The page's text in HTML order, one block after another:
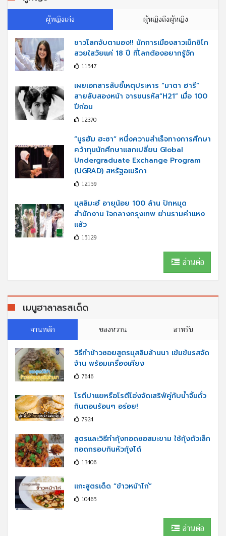
ผู้หญิงเก่ง ผู้หญิงถึงผู้หญิง
ชาวโลกจับตามอง!! นักการเมืองสาวเม็กซิโก
สวยใสวัยแค่ 18 ปี ที่โลกต้องอยากรู้จัก
11547
เผยเอกสารลับชี้เหตุประหาร “มาตา ฮารี”
สายลับสองหน้า จารชนรหัส“H21” เมื่อ 100
ปีก่อน
12370
“นูรฮัม ฮะซา” หนึ่งความสำเร็จทางการศึกษา
คว้าทุนนักศึกษาแลกเปลี่ยน Global
Undergraduate Exchange Program
(UGRAD) สหรัฐอเมริกา
12159
มุสลิมะฮ์ อายุน้อย 100 ล้าน ปักหมุด
สำนักงาน ใจกลางกรุงเทพ ย่านรามคำแหง
แล้ว
15129
อ่านต่อ
เมนูฮาลาลรสเด็ด
จานหลัก ของหวาน อาหรับ
วิธีทำข้าวซอยสูตรมุสลิมล้านนา เข้มข้นรสจัด
จ้าน พร้อมเครื่องเคียง
7646
โรตีปาแยหรือโรตีโอ่งจัดเสริฟ์คู่กับนํ้าจิ้มถั่ว
กินตอนร้อนๆ อร่อย!
7924
สูตรและวิธีทำกุ้งทอดซอสมะขาม ใช้กุ้งตัวเล็ก
ทอดกรอบกินหัวกุ้งได้
13406
แกะสูตรเด็ด “ข้าวหน้าไก่”
10465
อ่านต่อ